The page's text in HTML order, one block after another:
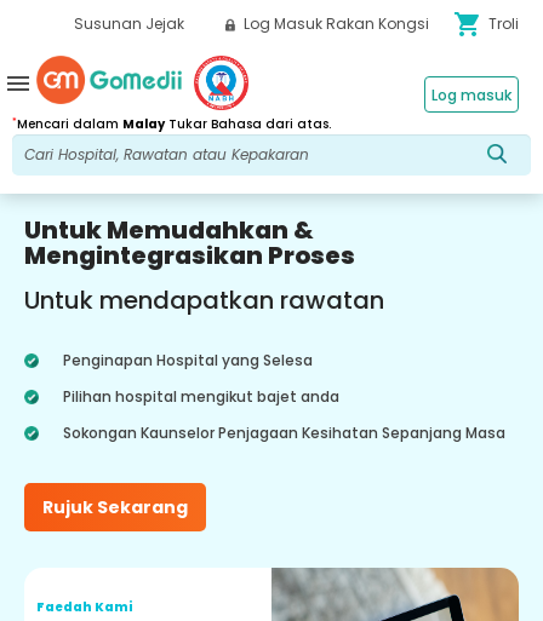
Susunan Jejak Log Masuk Rakan Kongsi shopping_cart Troli
*Mencari dalam MalayTukar Bahasa dari atas.
Log masuk
menu
Untuk Memudahkan &
Mengintegrasikan Proses
Untuk mendapatkan rawatan
Penginapan Hospital yang Selesa
Pilihan hospital mengikut bajet anda
Sokongan Kaunselor Penjagaan Kesihatan Sepanjang Masa
Rujuk Sekarang
Faedah Kami